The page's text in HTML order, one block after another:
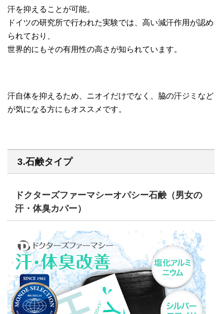
汗を抑えることが可能。
ドイツの研究所で行われた実験では、高い減汗作用が認め
られており、
世界的にもその有用性の高さが知られています。
汗自体を抑えるため、ニオイだけでなく、脇の汗ジミなど
が気になる方にもオススメです。
3.石鹸タイプ
ドクターズファーマシーオパシー石鹸（男女の
汗・体臭カバー）